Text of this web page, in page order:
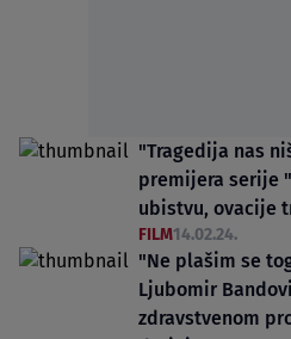
"Tragedija nas
premijera serije
ubistvu, ovacije
FILM14.02.24.
"Ne plašim se
Ljubomir
zdravstvenom